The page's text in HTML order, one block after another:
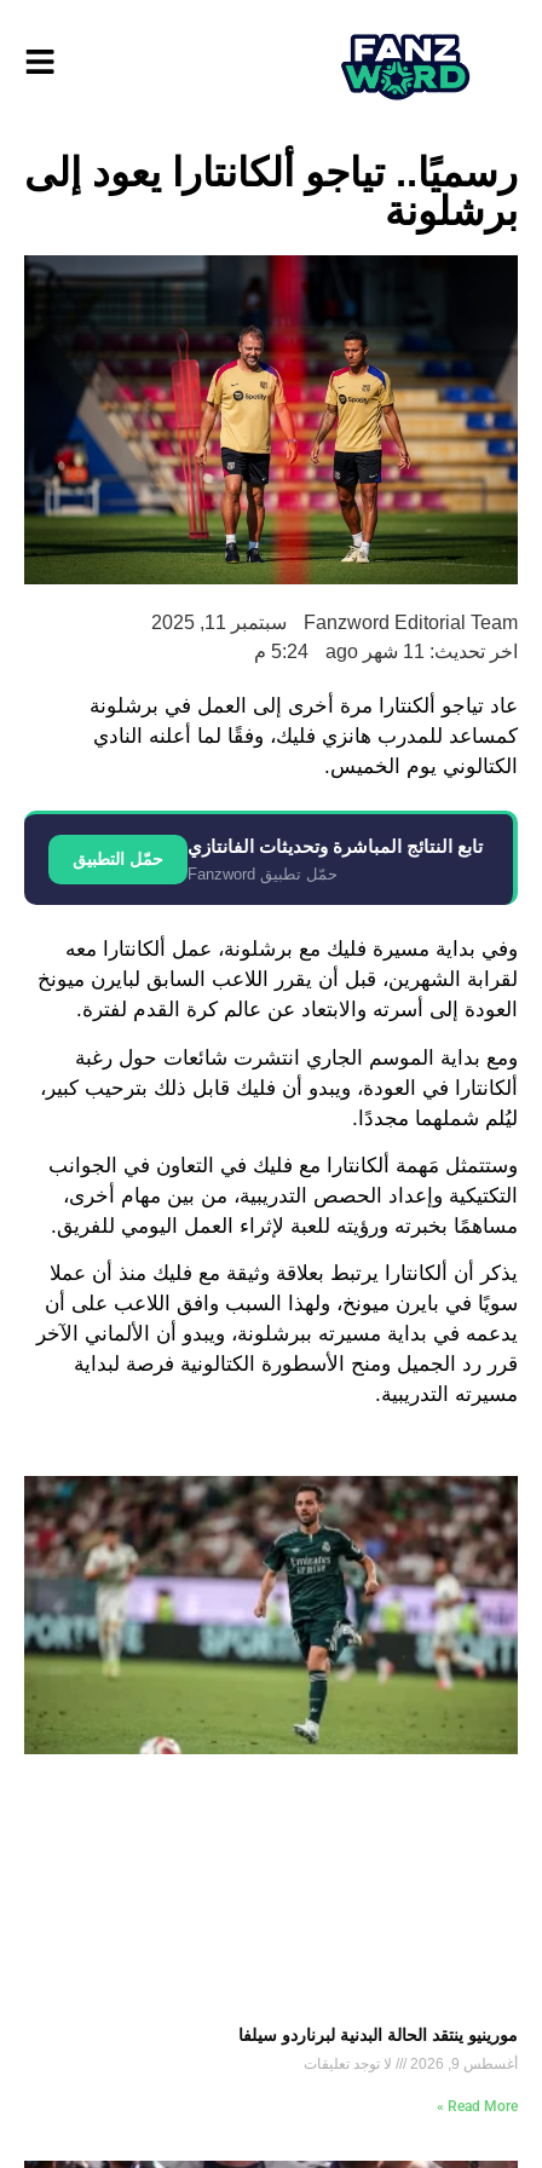
رسميًا.. تياجو ألكانتارا يعود إلى
برشلونة
Fanzword Editorial Team
سبتمبر 11, 2025
اخر تحديث: 11 شهر ago
5:24 م
عاد تياجو ألكنتارا مرة أخرى إلى العمل في برشلونة
كمساعد للمدرب هانزي فليك، وفقًا لما أعلنه النادي
الكتالوني يوم الخميس.
تابع النتائج المباشرة وتحديثات الفانتازي
حمّل تطبيق Fanzword
حمّل التطبيق
وفي بداية مسيرة فليك مع برشلونة، عمل ألكانتارا معه
لقرابة الشهرين، قبل أن يقرر اللاعب السابق لبايرن ميونخ
العودة إلى أسرته والابتعاد عن عالم كرة القدم لفترة.
ومع بداية الموسم الجاري انتشرت شائعات حول رغبة
ألكانتارا في العودة، ويبدو أن فليك قابل ذلك بترحيب كبير،
ليُلم شملهما مجددًا.
وستتمثل مَهمة ألكانتارا مع فليك في التعاون في الجوانب
التكتيكية وإعداد الحصص التدريبية، من بين مهام أخرى،
مساهمًا بخبرته ورؤيته للعبة لإثراء العمل اليومي للفريق.
يذكر أن ألكانتارا يرتبط بعلاقة وثيقة مع فليك منذ أن عملا
سويًا في بايرن ميونخ، ولهذا السبب وافق اللاعب على أن
يدعمه في بداية مسيرته ببرشلونة، ويبدو أن الألماني الآخر
قرر رد الجميل ومنح الأسطورة الكتالونية فرصة لبداية
مسيرته التدريبية.
مورينيو ينتقد الحالة البدنية لبرناردو سيلفا
أغسطس 9, 2026 لا توجد تعليقات
Read More »